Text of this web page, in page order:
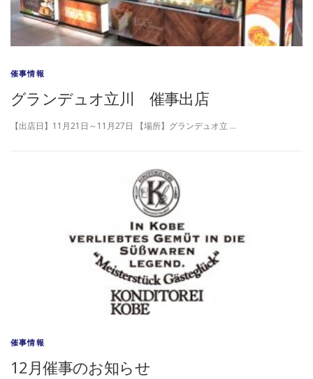
催事情報
グランデュオ立川 催事出店
【出店日】11月21日～11月27日 【場所】グランデュオ立 …
催事情報
12月催事のお知らせ